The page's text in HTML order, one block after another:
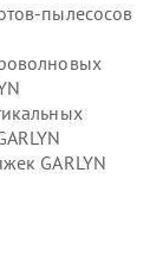
пылесосов
GARLYN